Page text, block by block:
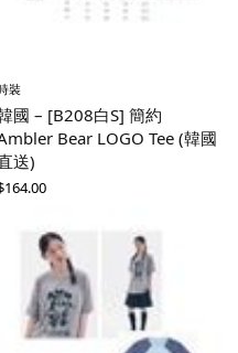
裝
國 – [B208白S] 簡約
Bear LOGO Tee (韓國
送)
164.00